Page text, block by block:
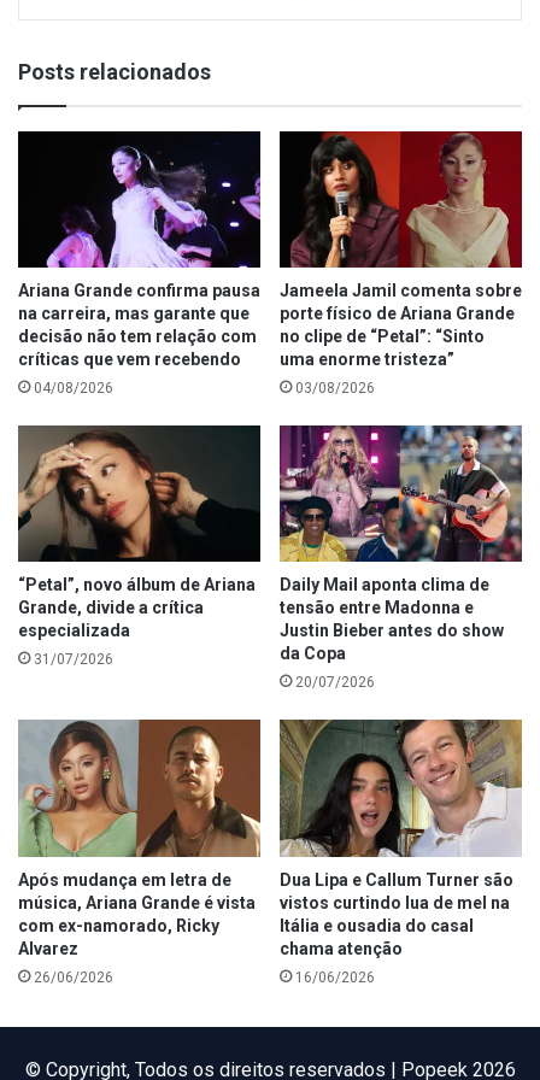
Posts relacionados
Ariana Grande confirma pausa
na carreira, mas garante que
decisão não tem relação com
críticas que vem recebendo
04/08/2026
Jameela Jamil comenta sobre
porte físico de Ariana Grande
no clipe de “Petal”: “Sinto
uma enorme tristeza”
03/08/2026
“Petal”, novo álbum de Ariana
Grande, divide a crítica
especializada
31/07/2026
Daily Mail aponta clima de
tensão entre Madonna e
Justin Bieber antes do show
da Copa
20/07/2026
Após mudança em letra de
música, Ariana Grande é vista
com ex-namorado, Ricky
Alvarez
26/06/2026
Dua Lipa e Callum Turner são
vistos curtindo lua de mel na
Itália e ousadia do casal
chama atenção
16/06/2026
©️ Copyright, Todos os direitos reservados | Popeek 2026